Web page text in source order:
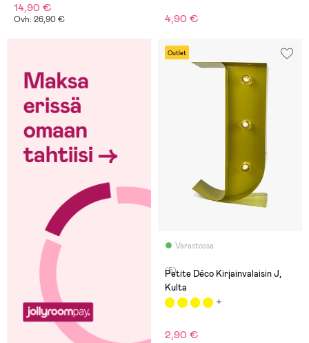
14,90 €
Ovh: 26,90 € 4,90 €
Outlet
Varastossa
(5)
Petite Déco Kirjainvalaisin J,
Kulta
2,90 €